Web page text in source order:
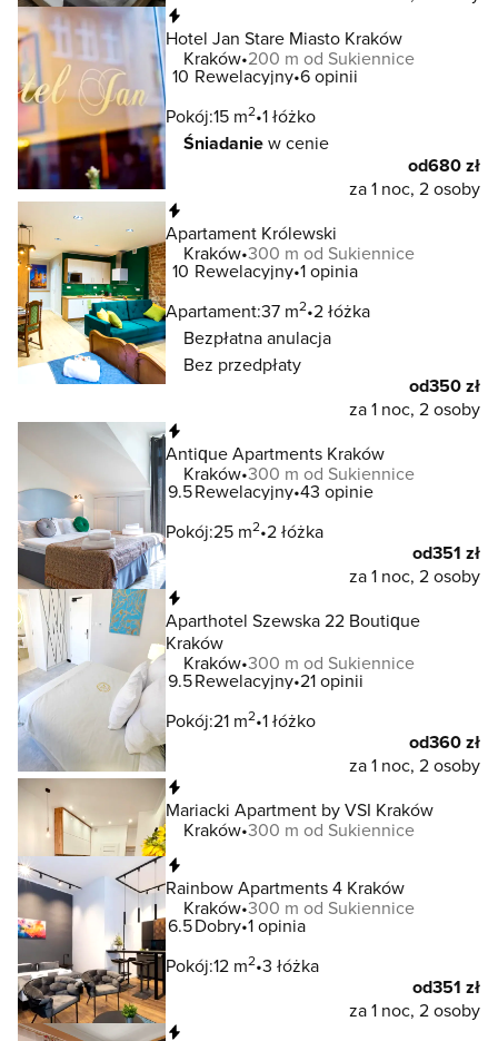
Hotel Jan Stare Miasto Kraków
Kraków 200 m od Sukiennice
10 Rewelacyjny 6 opinii
Pokój:15 m2 1 łóżko
Śniadaniew cenie
od680 zł
za 1 noc, 2 osoby
Apartament Królewski
Kraków 300 m od Sukiennice
10 Rewelacyjny 1 opinia
Apartament:37 m2 2 łóżka
Bezpłatna anulacja
Bez przedpłaty
od350 zł
za 1 noc, 2 osoby
Antique Apartments Kraków
Kraków 300 m od Sukiennice
9.5Rewelacyjny 43 opinie
Pokój:25 m2 2 łóżka
od351 zł
za 1 noc, 2 osoby
Aparthotel Szewska 22 Boutique
Kraków
Kraków 300 m od Sukiennice
9.5Rewelacyjny 21 opinii
Pokój:21 m2 1 łóżko
od360 zł
za 1 noc, 2 osoby
Mariacki Apartment by VSI Kraków
Kraków 300 m od Sukiennice
Rainbow Apartments 4 Kraków
Kraków 300 m od Sukiennice
6.5Dobry 1 opinia
Pokój:12 m2 3 łóżka
od351 zł
za 1 noc, 2 osoby